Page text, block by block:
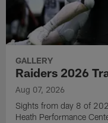
GALLERY
Raiders 2026
Aug 07, 2026
Sights from day 8 of
Heath Performance